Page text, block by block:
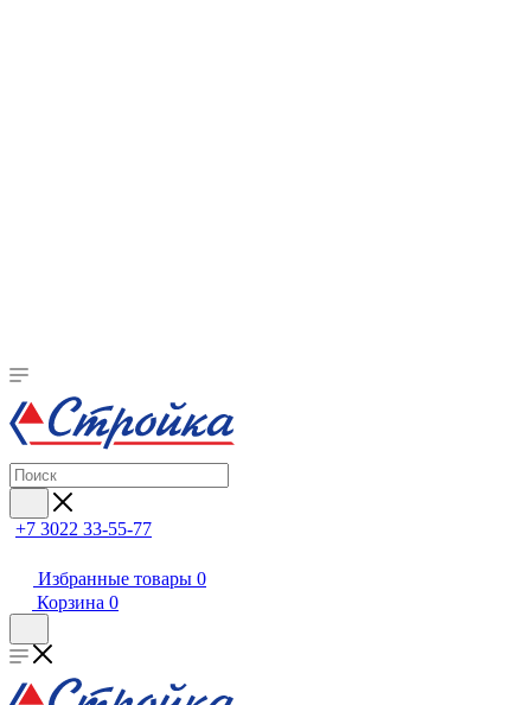
+7 3022 33-55-77
Избранные товары 0
Корзина 0